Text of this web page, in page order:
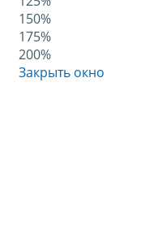
150%
175%
200%
Закрыть окно